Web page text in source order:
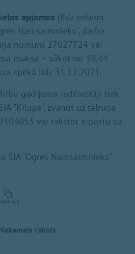
apjomos (līdz sešiem
Namsaimnieks", darba
numuru 27027724 vai
maksa – sākot no 39,44
spēkā līdz 31.12.2021.
gadījumā iedzīvotāji tiek
"Ķilupe", zvanot uz tālruņa
vai rakstot e-pastu uz
SIA "Ogres Namsaimnieks"
saiti
raksts